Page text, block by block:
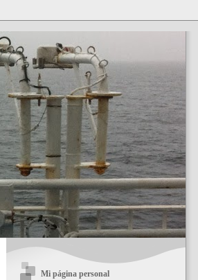
Mi página personal